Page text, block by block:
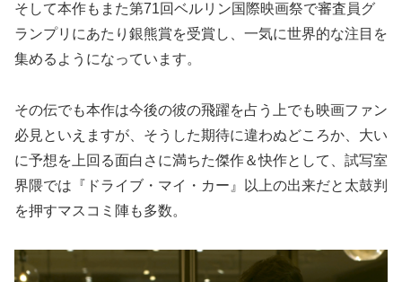
そして本作もまた第71回ベルリン国際映画祭で審査員グ
ランプリにあたり銀熊賞を受賞し、一気に世界的な注目を
集めるようになっています。
その伝でも本作は今後の彼の飛躍を占う上でも映画ファン
必見といえますが、そうした期待に違わぬどころか、大い
に予想を上回る面白さに満ちた傑作＆快作として、試写室
界隈では『ドライブ・マイ・カー』以上の出来だと太鼓判
を押すマスコミ陣も多数。